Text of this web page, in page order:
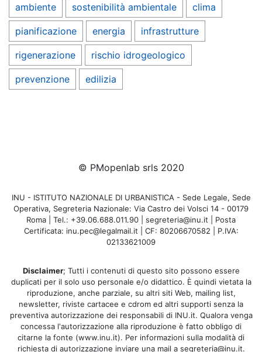
ambiente sostenibilità ambientale clima
pianificazione energia infrastrutture
rigenerazione rischio idrogeologico
prevenzione edilizia
© PMopenlab srls 2020
INU - ISTITUTO NAZIONALE DI URBANISTICA - Sede Legale, Sede
Operativa, Segreteria Nazionale: Via Castro dei Volsci 14 - 00179
Roma | Tel.: +39.06.688.011.90 | segreteria@inu.it | Posta
Certificata: inu.pec@legalmail.it | CF: 80206670582 | P.IVA:
02133621009
Disclaimer; Tutti i contenuti di questo sito possono essere
duplicati per il solo uso personale e/o didattico. È quindi vietata la
riproduzione, anche parziale, su altri siti Web, mailing list,
newsletter, riviste cartacee e cdrom ed altri supporti senza la
preventiva autorizzazione dei responsabili di INU.it. Qualora venga
concessa l'autorizzazione alla riproduzione è fatto obbligo di
citarne la fonte (www.inu.it). Per informazioni sulla modalità di
richiesta di autorizzazione inviare una mail a segreteria@inu.it.